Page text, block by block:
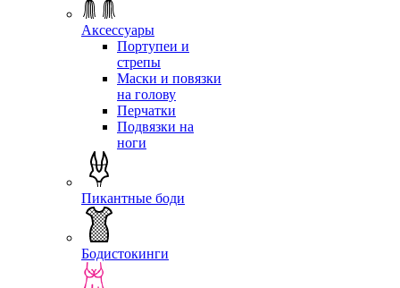
Аксессуары
Портупеи и
стрепы
Маски и повязки
на голову
Перчатки
Подвязки на
ноги
Пикантные боди
Бодистокинги